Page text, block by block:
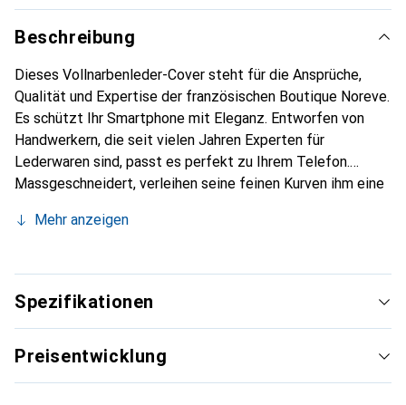
Beschreibung
Dieses Vollnarbenleder-Cover steht für die Ansprüche,
Qualität und Expertise der französischen Boutique Noreve.
Es schützt Ihr Smartphone mit Eleganz. Entworfen von
Handwerkern, die seit vielen Jahren Experten für
Lederwaren sind, passt es perfekt zu Ihrem Telefon.
Massgeschneidert, verleihen seine feinen Kurven ihm eine
unverzichtbaren Accessoire Ihres Smartphones.
die Marke Noreve eine sichere Wahl für eine
anspruchsvolle Kundschaft.
Mehr anzeigen
Spezifikationen
Preisentwicklung